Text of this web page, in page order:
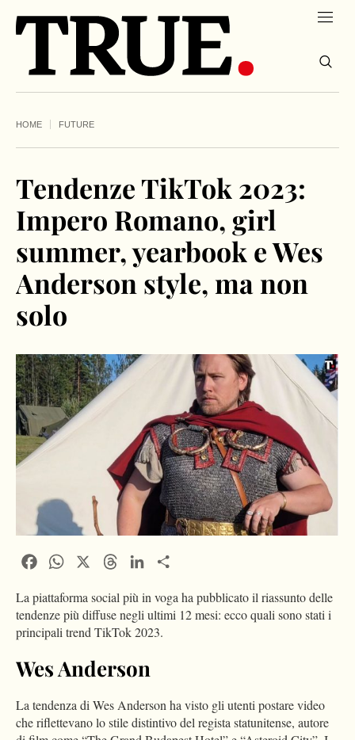
HOME FUTURE
Tendenze TikTok 2023:
Impero Romano, girl
summer, yearbook e Wes
Anderson style, ma non
solo
FacebookWhatsApp ThreadsLinkedIn
La piattaforma social più in voga ha pubblicato il riassunto delle
tendenze più diffuse negli ultimi 12 mesi: ecco quali sono stati i
principali trend TikTok 2023.
Wes Anderson
La tendenza di Wes Anderson ha visto gli utenti postare video
che riflettevano lo stile distintivo del regista statunitense, autore